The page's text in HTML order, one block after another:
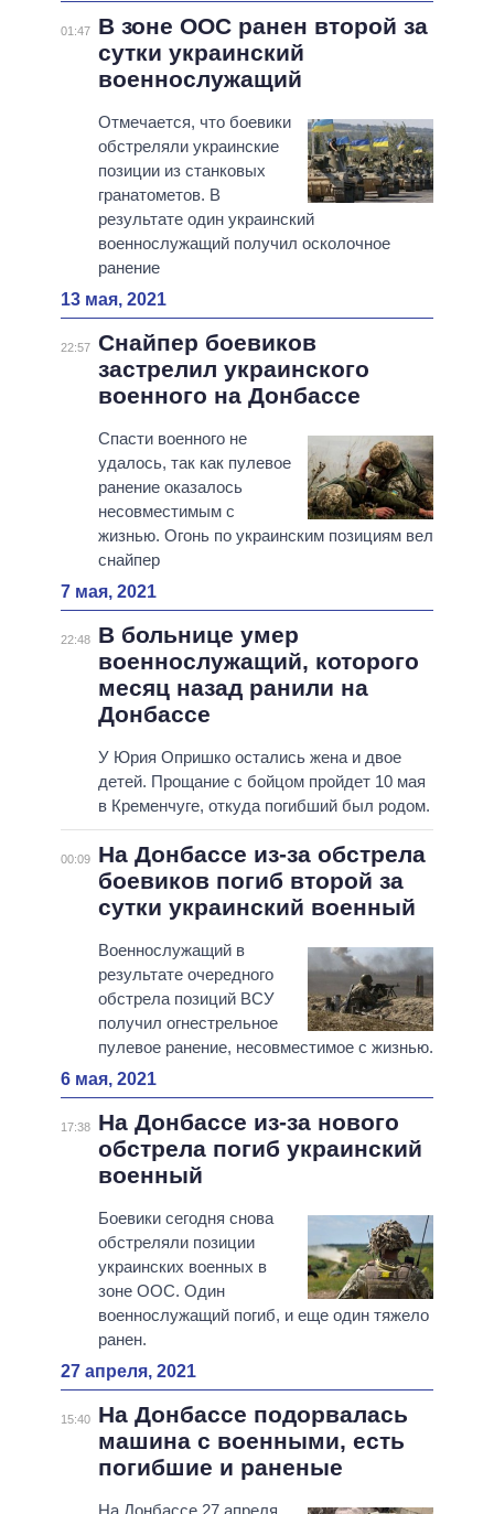
01:47
В зоне ООС ранен второй за
сутки украинский
военнослужащий
Отмечается, что боевики
обстреляли украинские
позиции из станковых
гранатометов. В
результате один украинский
военнослужащий получил осколочное
ранение
13 мая, 2021
22:57 Снайпер боевиков
застрелил украинского
военного на Донбассе
Спасти военного не
удалось, так как пулевое
ранение оказалось
несовместимым с
жизнью. Огонь по украинским позициям вел
снайпер
7 мая, 2021
22:48
В больнице умер
военнослужащий, которого
месяц назад ранили на
Донбассе
У Юрия Опришко остались жена и двое
детей. Прощание с бойцом пройдет 10 мая
в Кременчуге, откуда погибший был родом.
00:09
На Донбассе из-за обстрела
боевиков погиб второй за
сутки украинский военный
Военнослужащий в
результате очередного
обстрела позиций ВСУ
получил огнестрельное
пулевое ранение, несовместимое с жизнью.
6 мая, 2021
17:38
На Донбассе из-за нового
обстрела погиб украинский
военный
Боевики сегодня снова
обстреляли позиции
украинских военных в
зоне ООС. Один
военнослужащий погиб, и еще один тяжело
ранен.
27 апреля, 2021
15:40
На Донбассе подорвалась
машина с военными, есть
погибшие и раненые